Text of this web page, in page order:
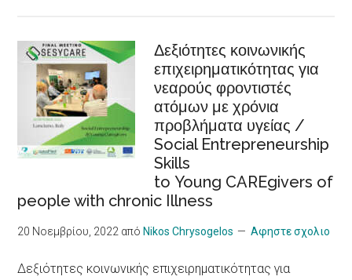
Problems,
New
Research
Shows
Βιώσιμος
τουρισμός,
προσβασιμότητα,
συμπερίληψη,
εργασιακή
ένταξη
tourism,
inclusiveness,
integration,
Δεξιότητες κοινωνικής
επιχειρηματικότητας για
νεαρούς φροντιστές
ατόμων με χρόνια
προβλήματα υγείας /
Social Entrepreneurship
Skills
to Young CAREgivers of
people with chronic Illness
20 Νοεμβρίου, 2022 από Nikos Chrysogelos Αφηστε σχολιο
Δεξιότητες κοινωνικής επιχειρηματικότητας για